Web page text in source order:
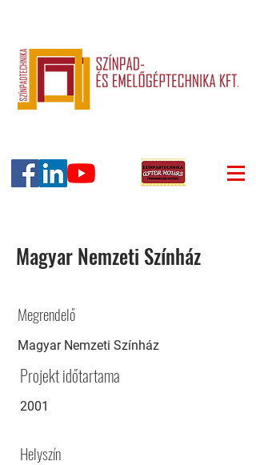
Magyar Nemzeti Színház
Megrendelő
Magyar Nemzeti Színház
Projekt időtartama
2001
Helyszín